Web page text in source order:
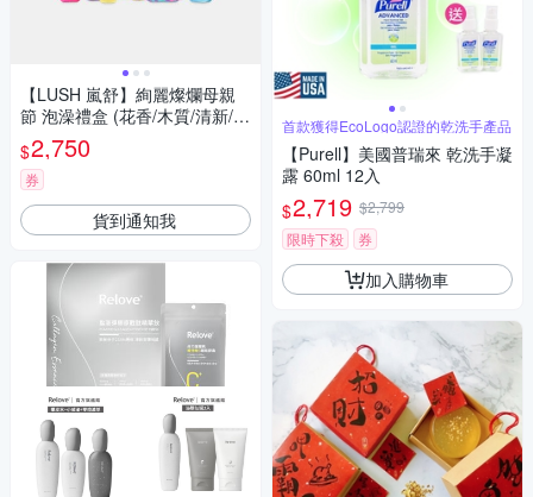
【LUSH 嵐舒】絢麗燦爛母親
節 泡澡禮盒 (花香/木質/清新/果
香/泡澡球/母親節限定)
$2,750
券
貨到通知我
首款獲得EcoLogo認證的乾洗手產品
【Purell】美國普瑞來 乾洗手凝
露 60ml 12入
$2,719 $2,799
限時下殺
券
加入購物車